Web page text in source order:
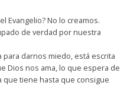
Evangelio? No lo creamos.
de verdad por nuestra
para darnos miedo, está escrita
Dios nos ama, lo que espera de
que tiene hasta que consigue